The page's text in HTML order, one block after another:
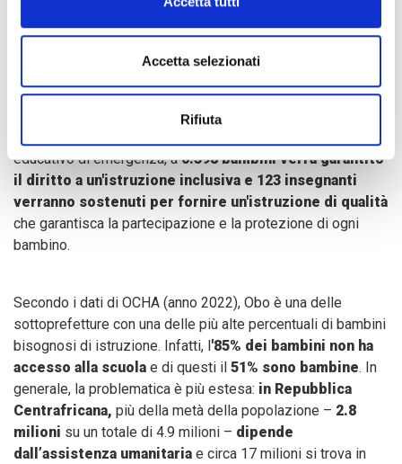
Accetta selezionati
Rifiuta
nell'ambito di questo progetto, sostiene il sistema
educativo della regione Haut-Mbomou, in particolare nelle
educativo di emergenza, a6.398 bambini verrà garantito
il diritto a un'istruzione inclusiva e 123 insegnanti
verranno sostenuti per fornire un'istruzione di qualità
che garantisca la partecipazione e la protezione di ogni
bambino.
Secondo i dati di OCHA (anno 2022), Obo è una delle
sottoprefetture con una delle più alte percentuali di bambini
bisognosi di istruzione. Infatti, l '85% dei bambini non ha
accesso alla scuola e di questi il 51% sono bambine. In
generale, la problematica è più estesa: in Repubblica
Centrafricana, più della metà della popolazione – 2.8
milioni su un totale di 4.9 milioni – dipende
dall’assistenza umanitaria e circa 17 milioni si trova in